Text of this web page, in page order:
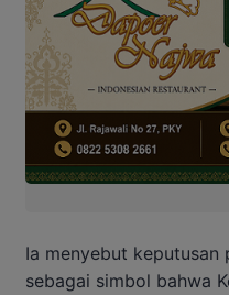
Ia menyebut
sebagai simbol bahwa